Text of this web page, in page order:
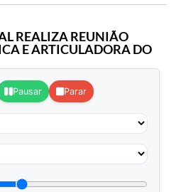
REALIZA REUNIÃO
E ARTICULADORA DO
Pausar Parar